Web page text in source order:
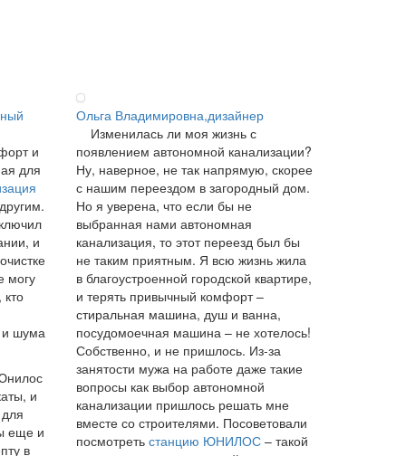
и
для
и
могу
кто
и шума
и
еще и
в
Ольга Владимировна,дизайнер
Изменилась ли моя жизнь с
появлением автономной канализации?
Ну, наверное, не так напрямую, скорее
с нашим переездом в загородный дом.
Но я уверена, что если бы не
выбранная нами автономная
канализация, то этот переезд был бы
не таким приятным. Я всю жизнь жила
в благоустроенной городской квартире,
и терять привычный комфорт –
стиральная машина, душ и ванна,
посудомоечная машина – не хотелось!
Собственно, и не пришлось. Из-за
занятости мужа на работе даже такие
вопросы как выбор автономной
канализации пришлось решать мне
вместе со строителями. Посоветовали
посмотреть станцию ЮНИЛОС– такой